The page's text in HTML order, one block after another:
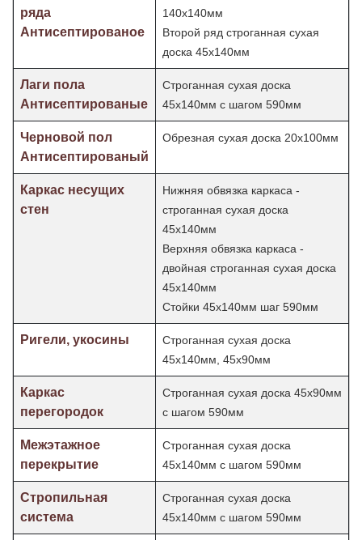
ряда
Антисептированое
140х140мм
Второй ряд строганная сухая
доска 45х140мм
Лаги пола
Антисептированые
Строганная сухая доска
45х140мм с шагом 590мм
Черновой пол
Антисептированый
Обрезная сухая доска 20х100мм
Каркас несущих
стен
Нижняя обвязка каркаса -
строганная сухая доска
45х140мм
Верхняя обвязка каркаса -
двойная строганная сухая доска
45х140мм
Стойки 45х140мм шаг 590мм
Ригели, укосины
Строганная сухая доска
45х140мм, 45х90мм
Каркас
перегородок
Строганная сухая доска 45х90мм
с шагом 590мм
Межэтажное
перекрытие
Строганная сухая доска
45х140мм с шагом 590мм
Стропильная
система
Строганная сухая доска
45х140мм с шагом 590мм